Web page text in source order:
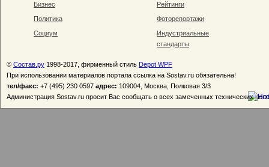
Бизнес
Политика
Социум
Рейтинги
Фоторепортажи
Индустриальные
стандарты
© Состав.ру 1998-2017, фирменный стиль Depot WPF
При использовании материалов портала ссылка на Sostav.ru обязательна!
тел/факс: +7 (495) 230 0597 адрес: 109004, Москва, Полковая 3/3
Администрация Sostav.ru просит Вас сообщать о всех замеченных технических